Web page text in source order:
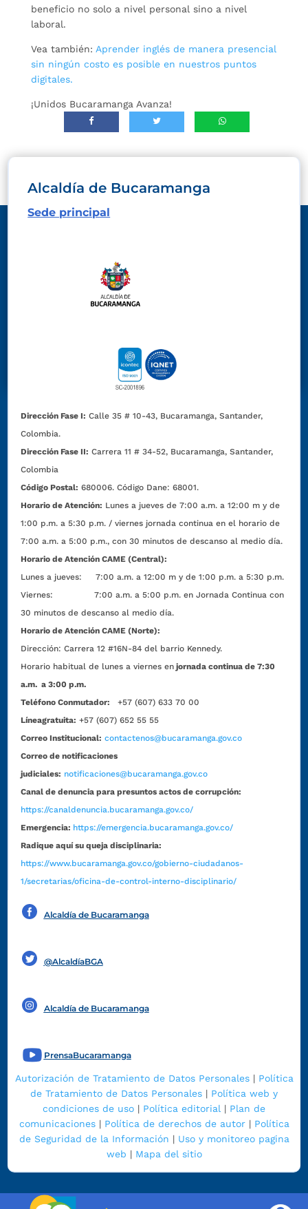
beneficio no solo a nivel personal sino a nivel
laboral.
Vea también: Aprender inglés de manera presencial
sin ningún costo es posible en nuestros puntos
digitales.
¡Unidos Bucaramanga Avanza!
Alcaldía de Bucaramanga
Sede principal
Dirección Fase I: Calle 35 # 10-43, Bucaramanga, Santander,
Colombia.
Dirección Fase II: Carrera 11 # 34-52, Bucaramanga, Santander,
Colombia
Código Postal: 680006. Código Dane: 68001.
Horario de Atención: Lunes a jueves de 7:00 a.m. a 12:00 m y de
1:00 p.m. a 5:30 p.m. / viernes jornada continua en el horario de
7:00 a.m. a 5:00 p.m., con 30 minutos de descanso al medio día.
Horario de Atención CAME (Central):
Lunes a jueves: 7:00 a.m. a 12:00 m y de 1:00 p.m. a 5:30 p.m.
Viernes: 7:00 a.m. a 5:00 p.m. en Jornada Continua con
30 minutos de descanso al medio día.
Horario de Atención CAME (Norte):
Dirección:Carrera 12 #16N-84 del barrio Kennedy.
Horario habitual de lunes a viernes en jornada continua de 7:30
a.m. a 3:00 p.m.
Teléfono Conmutador:
+57 (607) 633 70 00
Líneagratuita: +57 (607) 652 55 55
Correo Institucional: contactenos@bucaramanga.gov.co
Correo de notificaciones
judiciales: notificaciones@bucaramanga.gov.co
Canal de denuncia para presuntos actos de corrupción:
https://canaldenuncia.bucaramanga.gov.co/
Emergencia: https://emergencia.bucaramanga.gov.co/
Radique aquí su queja disciplinaria:
https://www.bucaramanga.gov.co/gobierno-ciudadanos-
1/secretarias/oficina-de-control-interno-disciplinario/
Alcaldía de Bucaramanga
@AlcaldíaBGA
Alcaldía de Bucaramanga
PrensaBucaramanga
Autorización de Tratamiento de Datos Personales| Política
de Tratamiento de Datos Personales | Política web y
condiciones de uso | Política editorial | Plan de
comunicaciones| Política de derechos de autor| Política
de Seguridad de la Información | Uso y monitoreo pagina
web | Mapa del sitio